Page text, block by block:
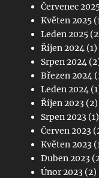
Červenec
Květen 2025
Leden 2025
Říjen 2024 (1)
Srpen 2024
Březen 2024
Leden 2024
Říjen 2023 (2)
Srpen 2023 (1)
Červen 2023
Květen 2023
Duben 2023
Únor 2023 (2)